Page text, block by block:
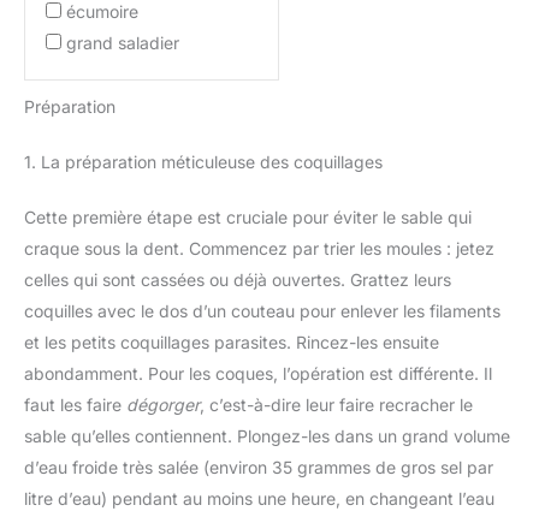
écumoire
grand saladier
Préparation
1. La préparation méticuleuse des coquillages
Cette première étape est cruciale pour éviter le sable qui
craque sous la dent. Commencez par trier les moules : jetez
celles qui sont cassées ou déjà ouvertes. Grattez leurs
coquilles avec le dos d’un couteau pour enlever les filaments
et les petits coquillages parasites. Rincez-les ensuite
abondamment. Pour les coques, l’opération est différente. Il
faut les faire dégorger, c’est-à-dire leur faire recracher le
sable qu’elles contiennent. Plongez-les dans un grand volume
d’eau froide très salée (environ 35 grammes de gros sel par
litre d’eau) pendant au moins une heure, en changeant l’eau